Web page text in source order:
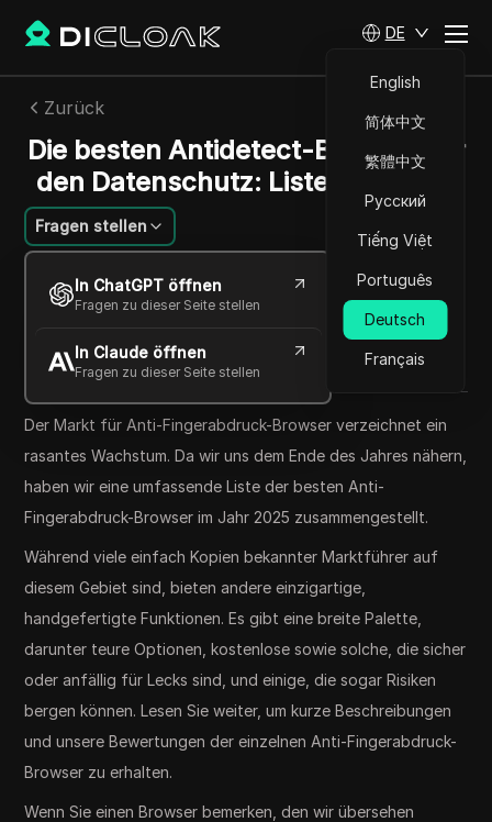
DE
English
简体中文
繁體中文
Русский
Tiếng Việt
Português
Deutsch
Français
Zurück
Die besten Antidetect-Browser für
den Datenschutz: Liste von 2025
Fragen stellen
In ChatGPT öffnen
Fragen zu dieser Seite stellen
In Claude öffnen
Fragen zu dieser Seite stellen
Mikhail Kozlov
22 Okt. 2025 6 min lesen
Copy Link
Der Markt für Anti-Fingerabdruck-Browser verzeichnet ein
rasantes Wachstum. Da wir uns dem Ende des Jahres nähern,
haben wir eine umfassende Liste der besten Anti-
Fingerabdruck-Browser im Jahr 2025 zusammengestellt.
Während viele einfach Kopien bekannter Marktführer auf
diesem Gebiet sind, bieten andere einzigartige,
handgefertigte Funktionen. Es gibt eine breite Palette,
darunter teure Optionen, kostenlose sowie solche, die sicher
oder anfällig für Lecks sind, und einige, die sogar Risiken
bergen können. Lesen Sie weiter, um kurze Beschreibungen
und unsere Bewertungen der einzelnen Anti-Fingerabdruck-
Browser zu erhalten.
Wenn Sie einen Browser bemerken, den wir übersehen